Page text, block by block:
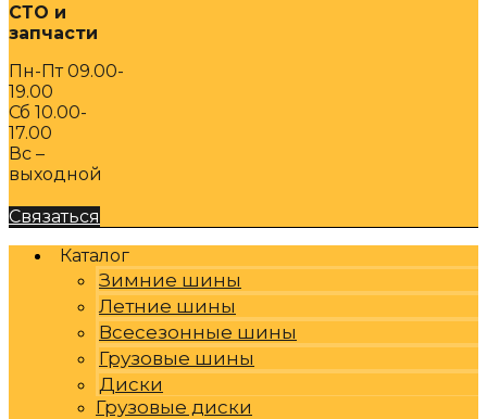
СТО и
запчасти
Пн-Пт 09.00-
19.00
Сб 10.00-
17.00
Вс –
выходной
Связаться
Каталог
Зимние шины
Летние шины
Всесезонные шины
Грузовые шины
Диски
Грузовые диски